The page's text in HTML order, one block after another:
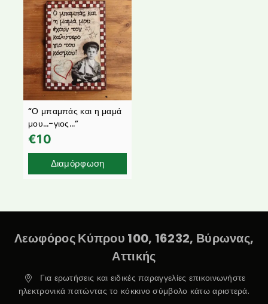
“Ο μπαμπάς και η μαμά
μου…-γιος…”
€10
Διαμόρφωση
Λεωφόρος Κύπρου 100, 16232, Βύρωνας,
Αττικής
Για ερωτήσεις και ειδικές παραγγελίες επικοινωνήστε
ηλεκτρονικά πατώντας το κόκκινο σύμβολο κάτω αριστερά.